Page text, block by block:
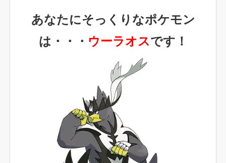
あなたにそっくりなポケモン
は・・・ ウーラオスです！